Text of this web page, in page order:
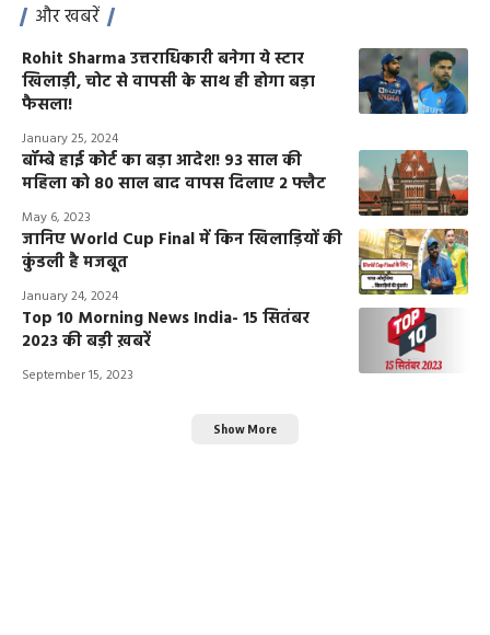
और खबरें
Rohit Sharma उत्तराधिकारी बनेगा ये स्टार
खिलाड़ी, चोट से वापसी के साथ ही होगा बड़ा
फैसला!
January 25, 2024
बॉम्बे हाई कोर्ट का बड़ा आदेश! 93 साल की
महिला को 80 साल बाद वापस दिलाए 2 फ्लैट
May 6, 2023
जानिए World Cup Final में किन खिलाड़ियों की
कुंडली है मजबूत
January 24, 2024
Top 10 Morning News India- 15 सितंबर
2023 की बड़ी ख़बरें
September 15, 2023
Show More